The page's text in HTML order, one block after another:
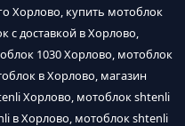
Хорлово, купить мотоблок
с доставкой в Хорлово,
1030 Хорлово, мотоблок
в Хорлово, магазин
Хорлово, мотоблок shtenli
в Хорлово, мотоблок shtenli